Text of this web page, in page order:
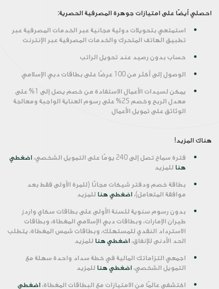
احصلي أيضًا على امتيازات جوهرة المصرفية الحصرية:
استمتعي بتحويلات دولية مجانية عبر الخدمات المصرفية عبر
تطبيق الهاتف المتحرك والخدمات المصرفية عبر الإنترنت
حساب بدون رصيد عند تحويل الراتب
الوصول إلى أكثر من 100 عرضًا على بطاقات دبي الإسلامي
يمكن لسيدات الأعمال الاستفادة من خصم يصل إلى 1% على
معدل الربح وخصم 25% على رسوم العناية الواجبة ومعالجة
الوثائق على تمويل الأعمال
هناك المزيد!
فترة سماح تصل إلى 240 يومًا على التمويل الشخصي،
اضغطي
هنا للمزيد
بطاقة خصم ودفتر شيكات مجانًا (للمرة الأولى فقط بعد
موافقة المتعامل)، اضغطي هنا للمزيد
بدون رسوم سنوية للسنة الأولى على بطاقات سكاي واردز
طيران الإمارات، وبطاقات دبي الإسلامي المغطاة، وبطاقات
الاسترداد النقدي للمستهلك، وبطاقات شمس المغطاة، يتطلب
الحد الأدنى للإنفاق، اضغطي هنا للمزيد
اجمعي التزاماتك المالية في خطة سداد واحدة سهلة مع
التمويل الشخصي، اضغطي هنا للمزيد
اكتشفي عالمًا من الامتيازات مع البطاقات المغطاة، اضغطي